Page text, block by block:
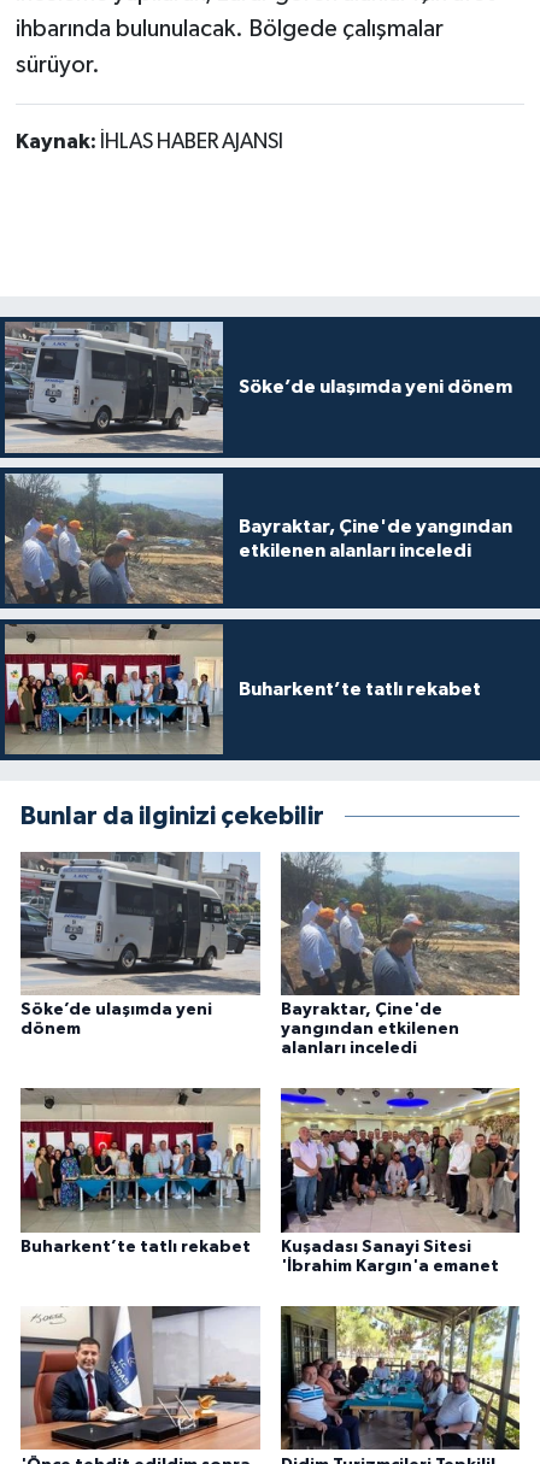
ihbarında bulunulacak. Bölgede çalışmalar
sürüyor.
Kaynak: İHLAS HABER AJANSI
Söke’de ulaşımda yeni dönem
Bayraktar, Çine'de yangından
etkilenen alanları inceledi
Buharkent’te tatlı rekabet
Bunlar da ilginizi çekebilir
Söke’de ulaşımda yeni
dönem
Bayraktar, Çine'de
yangından etkilenen
alanları inceledi
Buharkent’te tatlı rekabet
Kuşadası Sanayi Sitesi
'İbrahim Kargın'a emanet